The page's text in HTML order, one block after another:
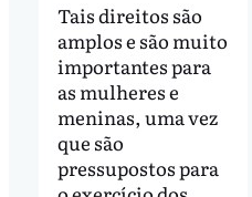
Tais direitos são
amplos e são muito
importantes para
as mulheres e
meninas, uma vez
que são
pressupostos para